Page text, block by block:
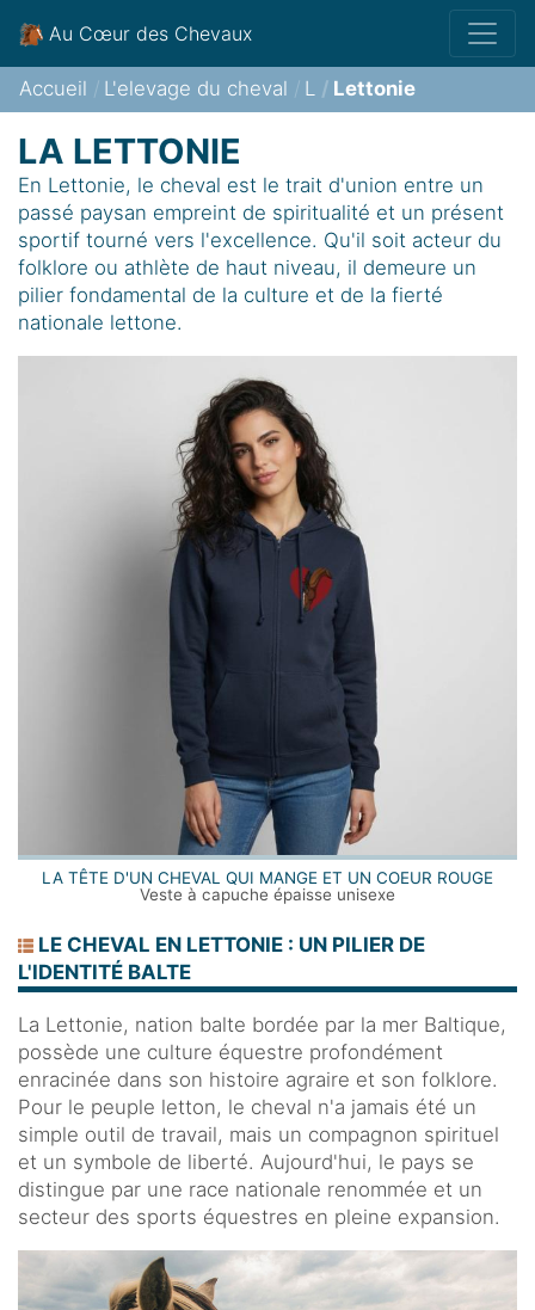
Au Cœur des Chevaux
Accueil L'elevage du cheval L Lettonie
LA LETTONIE
En Lettonie, le cheval est le trait d'union entre un
passé paysan empreint de spiritualité et un présent
sportif tourné vers l'excellence. Qu'il soit acteur du
folklore ou athlète de haut niveau, il demeure un
pilier fondamental de la culture et de la fierté
nationale lettone.
LA TÊTE D'UN CHEVAL QUI MANGE ET UN COEUR ROUGE
Veste à capuche épaisse unisexe
LE CHEVAL EN LETTONIE : UN PILIER DE
L'IDENTITÉ BALTE
La Lettonie, nation balte bordée par la mer Baltique,
possède une culture équestre profondément
enracinée dans son histoire agraire et son folklore.
Pour le peuple letton, le cheval n'a jamais été un
simple outil de travail, mais un compagnon spirituel
et un symbole de liberté. Aujourd'hui, le pays se
distingue par une race nationale renommée et un
secteur des sports équestres en pleine expansion.